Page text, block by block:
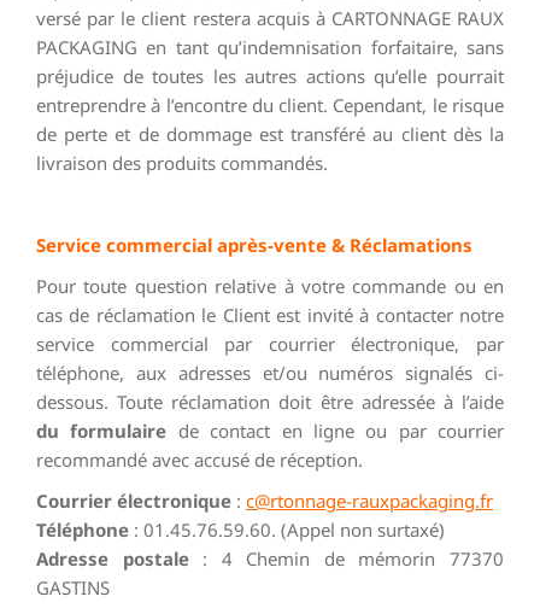
versé par le client restera acquis à CARTONNAGE RAUX
PACKAGING en tant qu’indemnisation forfaitaire, sans
préjudice de toutes les autres actions qu’elle pourrait
entreprendre à l’encontre du client. Cependant, le risque
de perte et de dommage est transféré au client dès la
livraison des produits commandés.
Service commercial après-vente & Réclamations
Pour toute question relative à votre commande ou en
cas de réclamation le Client est invité à contacter notre
service commercial par courrier électronique, par
téléphone, aux adresses et/ou numéros signalés ci-
dessous. Toute réclamation doit être adressée à l’aide
du formulaire de contact en ligne ou par courrier
recommandé avec accusé de réception.
Courrier électronique : c@rtonnage-rauxpackaging.fr
Téléphone : 01.45.76.59.60. (Appel non surtaxé)
Adresse postale: 4 Chemin de mémorin 77370
GASTINS